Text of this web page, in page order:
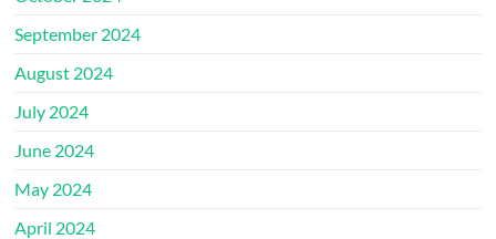
September 2024
August 2024
July 2024
June 2024
May 2024
April 2024